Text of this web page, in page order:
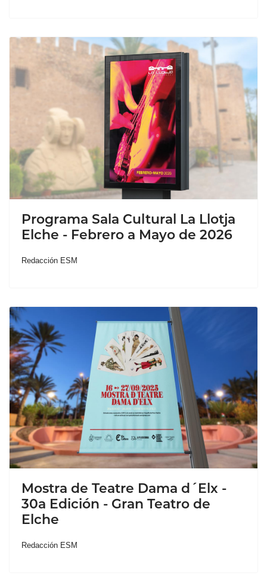
Programa Sala Cultural La Llotja
Elche - Febrero a Mayo de 2026
Redacción ESM
Mostra de Teatre Dama d´Elx -
30a Edición - Gran Teatro de
Elche
Redacción ESM